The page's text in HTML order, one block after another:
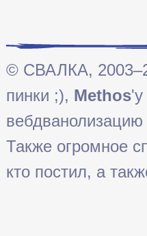
© СВАЛКА,
пинки ;), Methos'у
вебдванолизацию
Также огромное
кто постил, а